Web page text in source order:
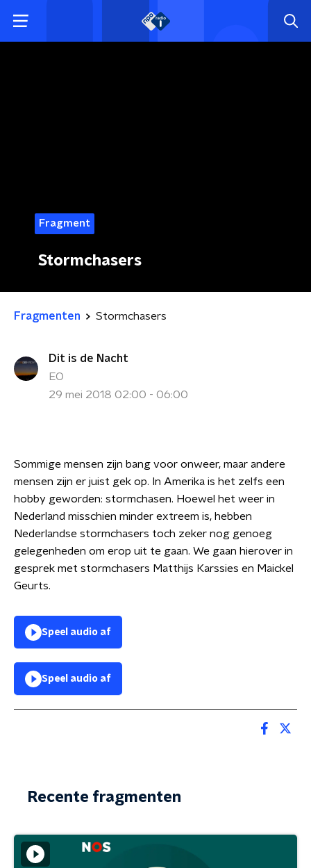
Fragment
Stormchasers
Fragmenten Stormchasers
Dit is de Nacht
EO
29 mei 2018 02:00 - 06:00
Sommige mensen zijn bang voor onweer, maar andere
mensen zijn er juist gek op. In Amerika is het zelfs een
hobby geworden: stormchasen. Hoewel het weer in
Nederland misschien minder extreem is, hebben
Nederlandse stormchasers toch zeker nog genoeg
gelegenheden om erop uit te gaan. We gaan hierover in
gesprek met stormchasers Matthijs Karssies en Maickel
Geurts.
Speel audio af
Speel audio af
Recente fragmenten